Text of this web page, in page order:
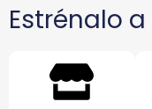
Estrénalo